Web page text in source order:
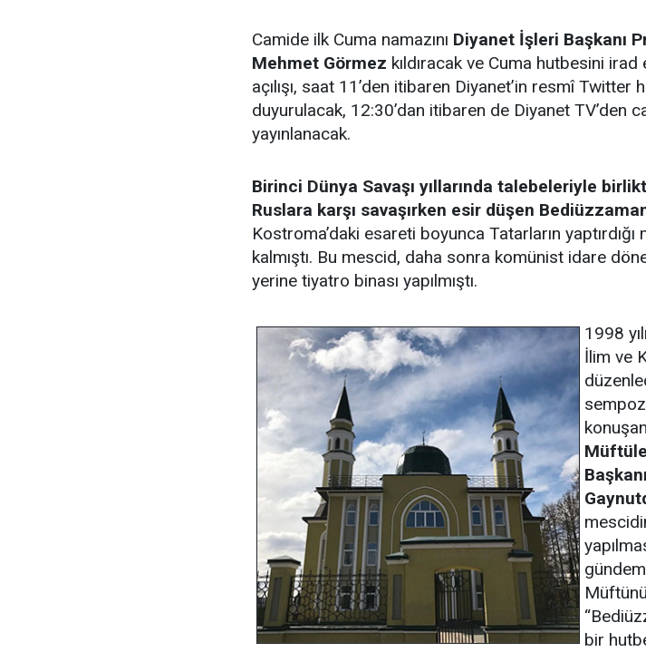
Camide ilk Cuma namazını Diyanet İşleri Başkanı
Mehmet Görmez kıldıracak ve Cuma hutbesini irad
açılışı, saat 11’den itibaren Diyanet’in resmî Twitter
duyurulacak, 12:30’dan itibaren de Diyanet TV’den
yayınlanacak.
Birinci Dünya Savaşı yıllarında talebeleriyle
Ruslara karşı savaşırken esir düşen
Kostroma’daki esareti boyunca Tatarların yaptırdığı
kalmıştı. Bu mescid, daha sonra komünist idare
yerine tiyatro binası yapılmıştı.
1998
İlim ve
konuşan
bir